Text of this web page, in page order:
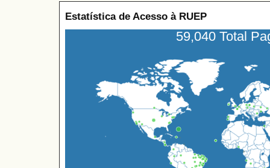
Estatística de Acesso à RUEP
59,040 Total